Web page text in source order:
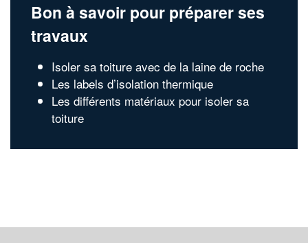
Bon à savoir pour préparer ses
travaux
Isoler sa toiture avec de la laine de roche
Les labels d’isolation thermique
Les différents matériaux pour isoler sa
toiture